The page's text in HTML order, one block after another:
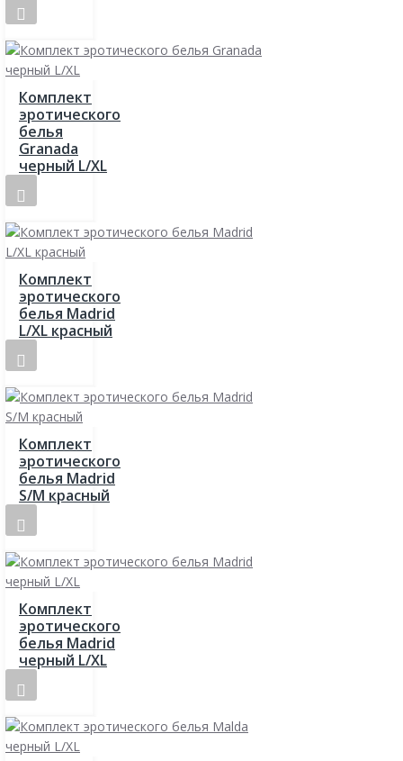
Комплект
эротического
белья
Granada
черный L/XL
Комплект
эротического
белья Madrid
L/XL красный
Комплект
эротического
белья Madrid
S/M красный
Комплект
эротического
белья Madrid
черный L/XL